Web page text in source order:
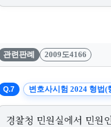
관련판례 2009도4166
Q.7 변호사시험 2024 형법(
경찰청 민원실에서 민원